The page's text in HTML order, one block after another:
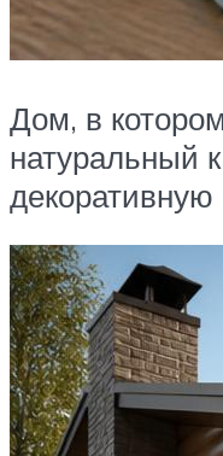
Дом, в
натуральный
декоративную